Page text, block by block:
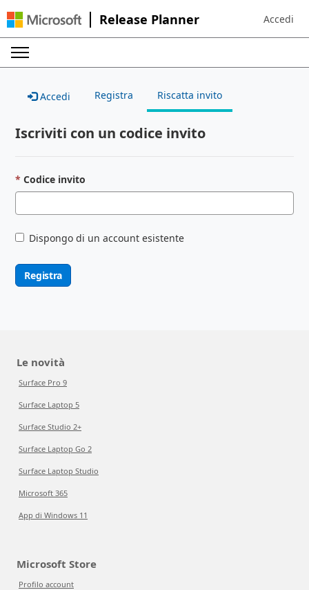
Release Planner Sign in to
Accedi
Accedi Registra Riscatta invito
Iscriviti con un codice invito
Codice invito
Dispongo di un account esistente
Registra
Le novità
Surface Pro 9
Surface Laptop 5
Surface Studio 2+
Surface Laptop Go 2
Surface Laptop Studio
Microsoft 365
App di Windows 11
Microsoft Store
Profilo account